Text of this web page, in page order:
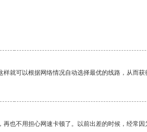
就可以根据网络情况自动选择最优的线路，从而获
也不用担心网速卡顿了。以前出差的时候，经常